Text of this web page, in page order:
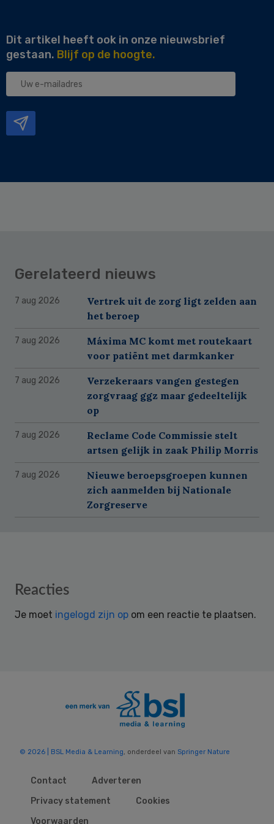
Dit artikel heeft ook in onze nieuwsbrief
gestaan. Blijf op de hoogte.
Uw
Gerelateerd nieuws
7 aug 2026
Vertrek uit de zorg ligt zelden aan
het beroep
7 aug 2026
Máxima MC komt met routekaart
voor patiënt met darmkanker
7 aug 2026
Verzekeraars vangen gestegen
zorgvraag ggz maar gedeeltelijk
op
7 aug 2026
Reclame Code Commissie stelt
artsen gelijk in zaak Philip Morris
7 aug 2026
Nieuwe beroepsgroepen kunnen
zich aanmelden bij Nationale
Zorgreserve
Reader
Reacties
Je moet ingelogd zijn op om een reactie te plaatsen.
© 2026 | BSL Media & Learning , onderdeel van Springer Nature
Contact
Adverteren
Privacy statement
Cookies
Voorwaarden